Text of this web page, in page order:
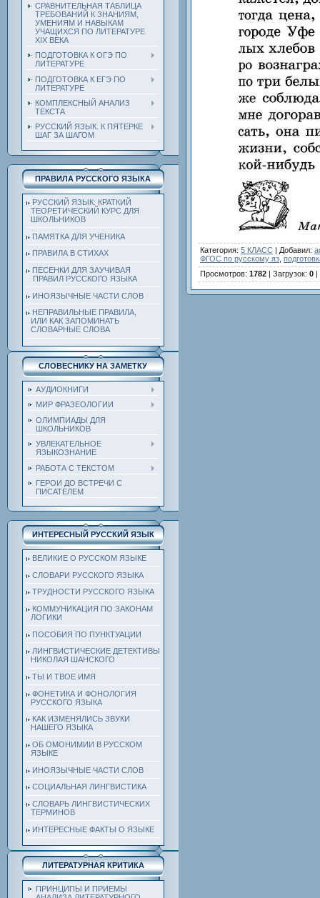
СРАВНИТЕЛЬНАЯ ТАБЛИЦА
ТРЕБОВАНИЙ К ЗНАНИЯМ,
УМЕНИЯМ И НАВЫКАМ
УЧАЩИХСЯ ПО ЛИТЕРАТУРЕ
ХIХ ВЕКА
ПОДГОТОВКА К ОГЭ ПО
ЛИТЕРАТУРЕ
ПОДГОТОВКА К ЕГЭ ПО
ЛИТЕРАТУРЕ
КОМПЛЕКСНЫЙ АНАЛИЗ
ТЕКСТА
РУССКИЙ ЯЗЫК. К ПЯТЕРКЕ
ШАГ ЗА ШАГОМ
ПРАВИЛА РУССКОГО ЯЗЫКА
РУССКИЙ ЯЗЫК: КРАТКИЙ
ТЕОРЕТИЧЕСКИЙ КУРС ДЛЯ
ШКОЛЬНИКОВ
ПАМЯТКА ДЛЯ УЧЕНИКА
ПРАВИЛА В СТИХАХ
ПЕСЕНКИ ДЛЯ ЗАУЧИВАЯ
ПРАВИЛ РУССКОГО ЯЗЫКА
ИНОЯЗЫЧНЫЕ ЧАСТИ СЛОВ
НЕПРАВИЛЬНЫЕ ПРАВИЛА,
ИЛИ КАК ЗАПОМИНАТЬ
СЛОВАРНЫЕ СЛОВА
СЛОВЕСНИКУ НА ЗАМЕТКУ
АУДИОКНИГИ
МИР ФРАЗЕОЛОГИИ
ОЛИМПИАДЫ ДЛЯ
ШКОЛЬНИКОВ
УВЛЕКАТЕЛЬНОЕ
ЯЗЫКОЗНАНИЕ
РАБОТА С ТЕКСТОМ
ГЕРОИ ДО ВСТРЕЧИ С
ПИСАТЕЛЕМ
ИНТЕРЕСНЫЙ РУССКИЙ ЯЗЫК
ВЕЛИКИЕ О РУССКОМ ЯЗЫКЕ
СЛОВАРИ РУССКОГО ЯЗЫКА
ТРУДНОСТИ РУССКОГО ЯЗЫКА
КОММУНИКАЦИЯ ПО ЗАКОНАМ
ЛОГИКИ
ПОСОБИЯ ПО ПУНКТУАЦИИ
ЛИНГВИСТИЧЕСКИЕ ДЕТЕКТИВЫ
НИКОЛАЯ ШАНСКОГО
ТЫ И ТВОЕ ИМЯ
ФОНЕТИКА И ФОНОЛОГИЯ
РУССКОГО ЯЗЫКА
КАК ИЗМЕНЯЛИСЬ ЗВУКИ
НАШЕГО ЯЗЫКА
ОБ ОМОНИМИИ В РУССКОМ
ЯЗЫКЕ
ИНОЯЗЫЧНЫЕ ЧАСТИ СЛОВ
СОЦИАЛЬНАЯ ЛИНГВИСТИКА
СЛОВАРЬ ЛИНГВИСТИЧЕСКИХ
ТЕРМИНОВ
ИНТЕРЕСНЫЕ ФАКТЫ О ЯЗЫКЕ
ЛИТЕРАТУРНАЯ КРИТИКА
ПРИНЦИПЫ И ПРИЕМЫ
Категория: 5 КЛАСС | Добавил:
ФГОС по русскому яз
Просмотров: 1782 | Загрузок: 0 |